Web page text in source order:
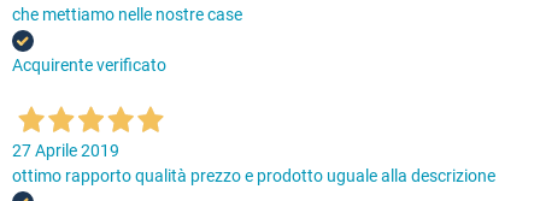
che mettiamo nelle nostre case
Acquirente verificato
27 Aprile 2019
ottimo rapporto qualità prezzo e prodotto uguale alla descrizione